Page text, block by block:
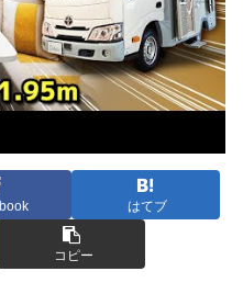
はてブ
コピー